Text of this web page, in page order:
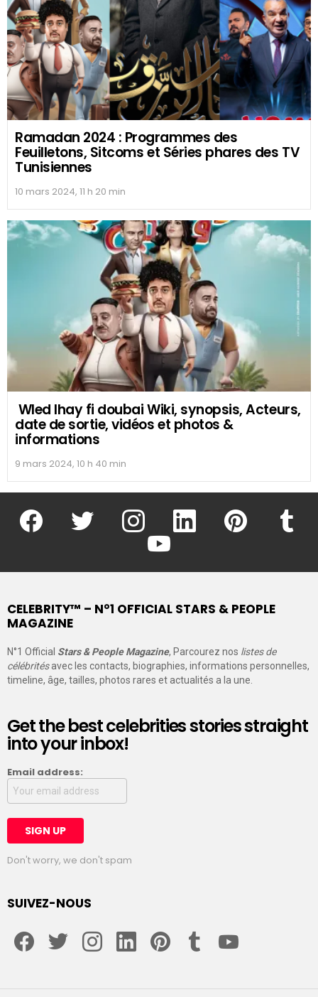
Ramadan 2024 : Programmes des
Feuilletons, Sitcoms et Séries phares des TV
Tunisiennes
10 mars 2024, 11 h 20 min
Wled lhay fi doubai Wiki, synopsis, Acteurs,
date de sortie, vidéos et photos &
informations
9 mars 2024, 10 h 40 min
facebook twitter instagram linkedin pinterest
youtube
CELEBRITY™ – N°1 OFFICIAL STARS & PEOPLE
MAGAZINE
N°1 Official Stars & People Magazine, Parcourez nos listes de
célébritésavec les contacts, biographies, informations personnelles,
timeline, âge, tailles, photos rares et actualités a la une.
Get the best celebrities stories straight
into your inbox!
Email address:
Don't worry, we don't spam
SUIVEZ-NOUS